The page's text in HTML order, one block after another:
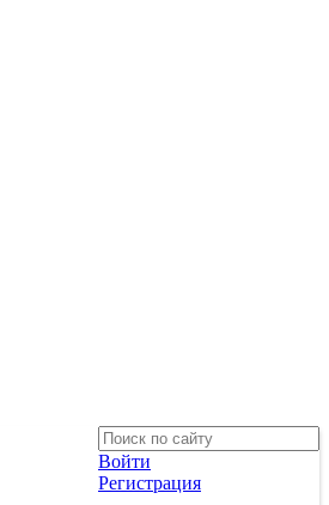
Войти
Регистрация